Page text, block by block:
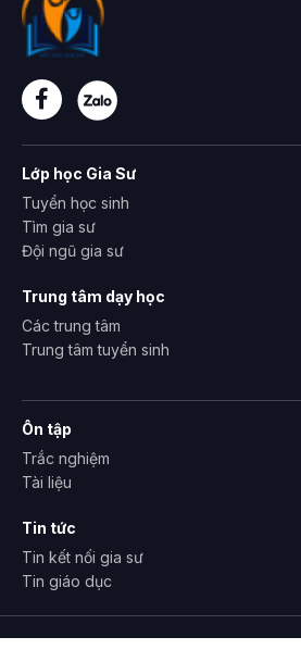
Lớp học Gia Sư
Tuyển học sinh
Tìm gia sư
Đội ngũ gia sư
Trung tâm dạy học
Các trung tâm
Trung tâm tuyển sinh
Ôn tập
Trắc nghiệm
Tài liệu
Tin tức
Tin kết nối gia sư
Tin giáo dục